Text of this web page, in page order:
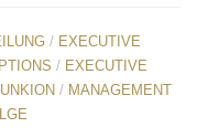
/ EXECUTIVE
/ EXECUTIVE
/ MANAGEMENT